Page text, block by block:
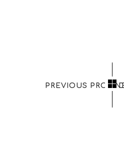
PREVIOUS